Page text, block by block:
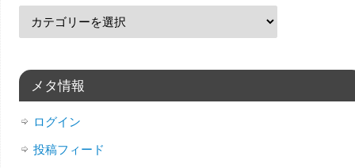
メタ情報
ログイン
投稿フィード